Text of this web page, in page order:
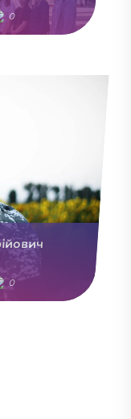
0
0